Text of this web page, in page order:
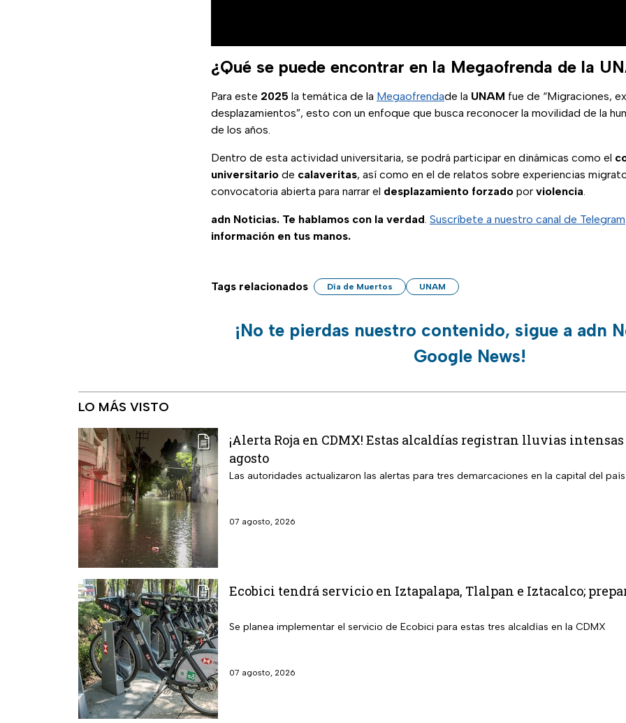
¿Qué se puede encontrar en la Megaofrenda de la
Para este 2025 la temática de la Megaofrendade la UNAM fue de “Migraciones,
desplazamientos”, esto con un enfoque que busca reconocer la movilidad de la
de los años.
Dentro de esta actividad universitaria, se podrá participar en dinámicas como el
universitario de calaveritas, así como en el de relatos sobre experiencias
convocatoria abierta para narrar el desplazamiento forzado por violencia.
adn Noticias. Te hablamos con la verdad. Suscríbete a nuestro canal de Telegram
información en tus manos.
Tags relacionados Día de Muertos UNAM
¡No te pierdas nuestro contenido, sigue a adn
Google News!
LO MÁS VISTO
¡Alerta Roja en CDMX! Estas alcaldías registran lluvias
agosto
Las autoridades actualizaron las alertas para tres demarcaciones en la capital del
07 agosto, 2026
Ecobici tendrá servicio en Iztapalapa, Tlalpan e Iztacalco;
Se planea implementar el servicio de Ecobici para estas tres alcaldías en la CDMX
07 agosto, 2026